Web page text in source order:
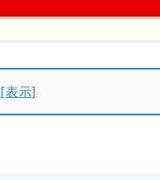
[表示]